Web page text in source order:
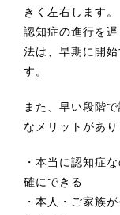
きく左右します。
認知症の進行を
法は、早期に開
す。
また、早い段階
なメリットがあり
・本当に認知症
確にできる
・本人・ご家族